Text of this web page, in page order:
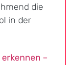
die
in der
erkennen –